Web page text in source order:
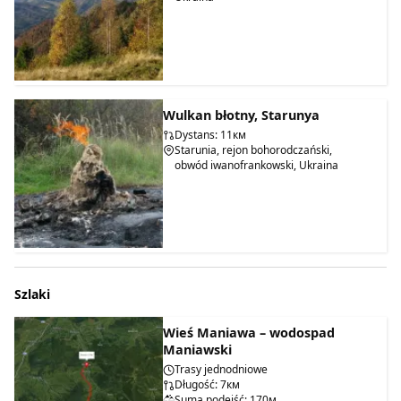
oraz bagien, które porosły paprocią. To cud natury
odwiedzają nie tylko turyści z różnych zakątków Ukrainy, ale
także zagraniczni goście. Niedaleko tego dużego wodospadu
znajdują się małe wodospady oraz altany, w których można
odpocząć po wyczerpującej drodze.
Dla takiego piękna, które zobaczysz, warto pokonać tak długą
drogę znowu i znowu. Więc zakładaj wygodne buty, weź
kanapki i startuj!
Wulkan błotny, Starunya
Dystans: 11км
Starunia, rejon bohorodczański,
obwód iwanofrankowski, Ukraina
Szlaki
Wieś Maniawa – wodospad
Maniawski
Trasy jednodniowe
Długość: 7км